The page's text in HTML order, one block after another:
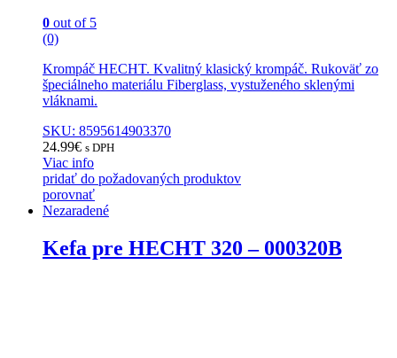
0 out of 5
(0)
Krompáč HECHT. Kvalitný klasický krompáč. Rukoväť zo
špeciálneho materiálu Fiberglass, vystuženého sklenými
vláknami.
SKU: 8595614903370
24.99€ s DPH
Viac info
pridať do požadovaných produktov
porovnať
Nezaradené
Kefa pre HECHT 320 – 000320B